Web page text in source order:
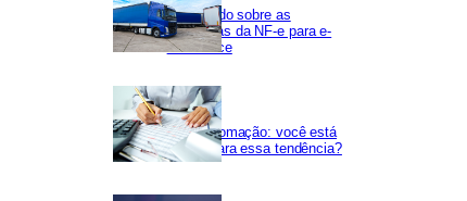
Saiba tudo sobre as
mudanças da NF-e para e-
commerce
Hiperautomação: você está
pronto para essa tendência?